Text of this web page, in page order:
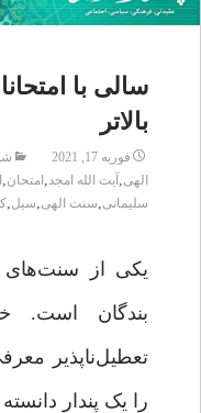
سالی با
بالاتر
فوریه 17, 2021 شماره
الهی, آیت الله امجد, امتحان,
سلیمانی,سنت الهی,سیل,
یکی از سنت‌های
بندگان است.
تعطیل‌ناپذیر
را یک پندار